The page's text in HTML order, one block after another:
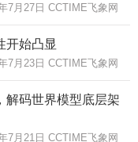
7月27日 CCTIME飞象网
开始凸显
7月23日 CCTIME飞象网
解码世界模型底层架
7月21日 CCTIME飞象网